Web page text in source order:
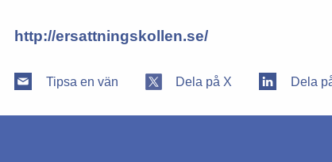
http://ersattningskollen.se/
Tipsa en vän Dela på X Dela